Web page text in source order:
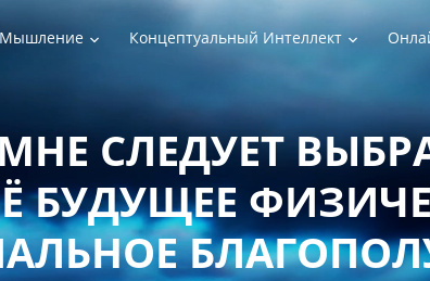
Мышление Концептуальный Интеллект
СЛЕДУЕТ
БУДУЩЕЕ